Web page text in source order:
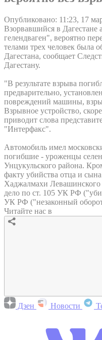
Опубликовано: 11:23, 17
Взорвавшийся в Дагестане
гелендваген", вероятно
телами трех человек была
Дагестана, сообщает
Дагестану.
"В результате взрыва
предварительно,
повреждений машины,
Взрывное устройство,
приводит слова
"Интерфакс".
Автомобиль имел
погибшие - уроженцы
Унцукульского района.
факту убийства отца и
Хаджалмахи Левашинского
дело по ст. 105 УК РФ
УК РФ ("незаконный
Читайте нас в
Дзен Новости